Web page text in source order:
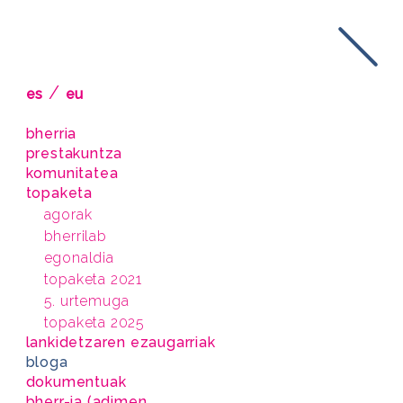
es / eu
bherria
prestakuntza
komunitatea
topaketa
agorak
bherrilab
egonaldia
topaketa 2021
5. urtemuga
topaketa 2025
lankidetzaren ezaugarriak
bloga
dokumentuak